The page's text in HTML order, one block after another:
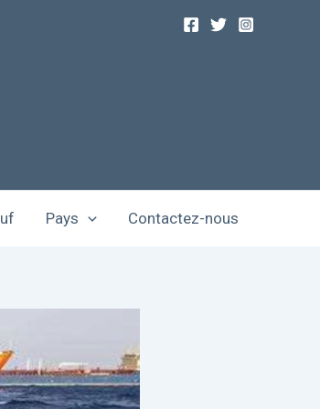
Pays Contactez-nous